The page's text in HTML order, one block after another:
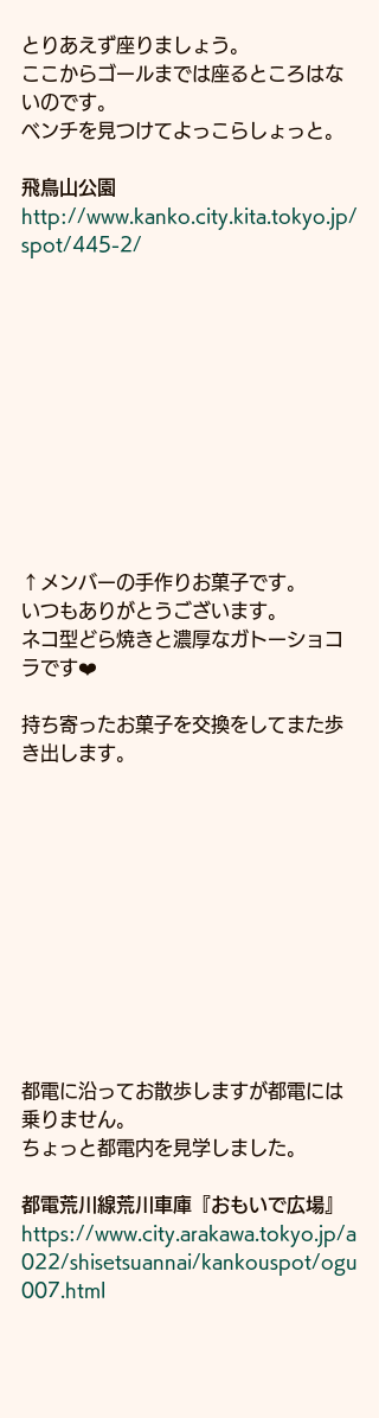
とりあえず座りましょう。
ここからゴールまでは座るところはな
いのです。
ベンチを見つけてよっこらしょっと。
飛鳥山公園
http://www.kanko.city.kita.tokyo.jp/
spot/445-2/
↑メンバーの手作りお菓子です。
いつもありがとうございます。
ネコ型どら焼きと濃厚なガトーショコ
ラです❤️
持ち寄ったお菓子を交換をしてまた歩
き出します。
都電に沿ってお散歩しますが都電には
乗りません。
ちょっと都電内を見学しました。
都電荒川線荒川車庫『おもいで広場』
https://www.city.arakawa.tokyo.jp/a
022/shisetsuannai/kankouspot/ogu
007.html